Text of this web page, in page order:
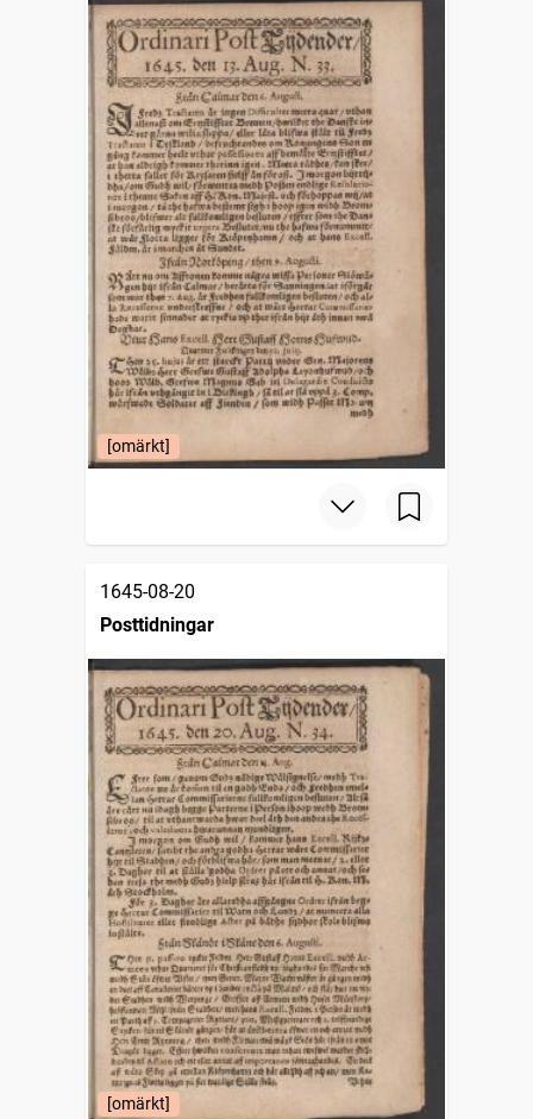
[omärkt]
1645-08-20
Posttidningar
[omärkt]